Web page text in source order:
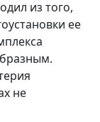
из того,
ее
не